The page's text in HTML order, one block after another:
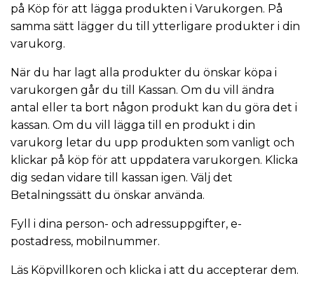
på Köp för att lägga produkten i Varukorgen. På
samma sätt lägger du till ytterligare produkter i din
varukorg.
När du har lagt alla produkter du önskar köpa i
varukorgen går du till Kassan. Om du vill ändra
antal eller ta bort någon produkt kan du göra det i
kassan. Om du vill lägga till en produkt i din
varukorg letar du upp produkten som vanligt och
klickar på köp för att uppdatera varukorgen. Klicka
dig sedan vidare till kassan igen. Välj det
Betalningssätt du önskar använda.
Fyll i dina person- och adressuppgifter, e-
postadress, mobilnummer.
Läs Köpvillkoren och klicka i att du accepterar dem.